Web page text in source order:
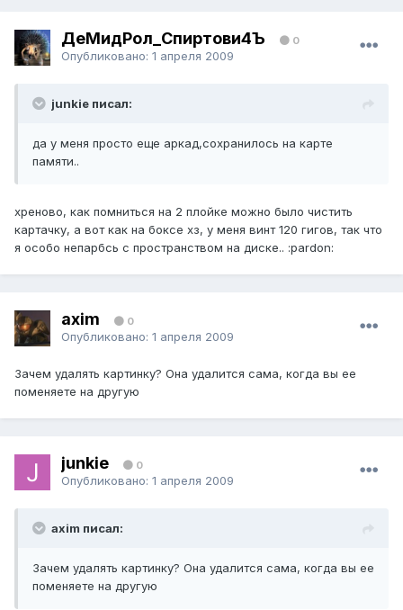
ДеМидРол_Спиртови4Ъ 0
Опубликовано: 1 апреля 2009
junkie писал:
да у меня просто еще аркад,сохранилось на карте
памяти..
хреново, как помниться на 2 плойке можно было чистить
картачку, а вот как на боксе хз, у меня винт 120 гигов, так что
я особо непарбсь с пространством на диске.. :pardon:
axim 0
Опубликовано: 1 апреля 2009
Зачем удалять картинку? Она удалится сама, когда вы ее
поменяете на другую
junkie 0
Опубликовано: 1 апреля 2009
axim писал:
Зачем удалять картинку? Она удалится сама, когда вы ее
поменяете на другую